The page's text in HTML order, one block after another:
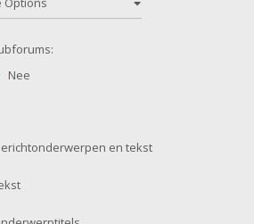
Nee
en tekst